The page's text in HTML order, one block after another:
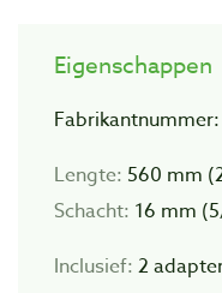
Eigenschappen
Fabrikantnummer:
Lengte: 560 mm
Schacht: 16 mm
Inclusief: 2